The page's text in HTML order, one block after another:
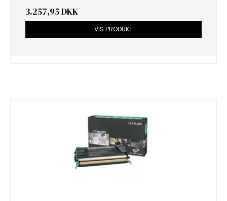
3.257,95 DKK
VIS PRODUKT